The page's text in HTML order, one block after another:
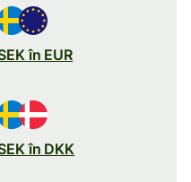
în EUR
în DKK